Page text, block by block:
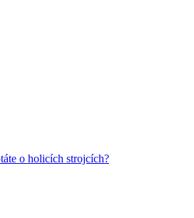
o holicích strojcích?